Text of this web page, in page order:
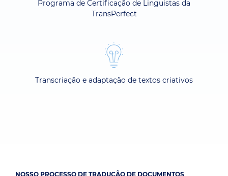
Programa de Certificação de Linguistas da
TransPerfect
Transcriação e adaptação de textos criativos
NOSSO PROCESSO DE TRADUÇÃO DE DOCUMENTOS